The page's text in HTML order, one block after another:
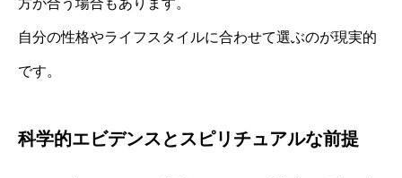
方が合う場合もあります。
自分の性格やライフスタイルに合わせて選ぶのが現実的
です。
科学的エビデンスとスピリチュアルな前提